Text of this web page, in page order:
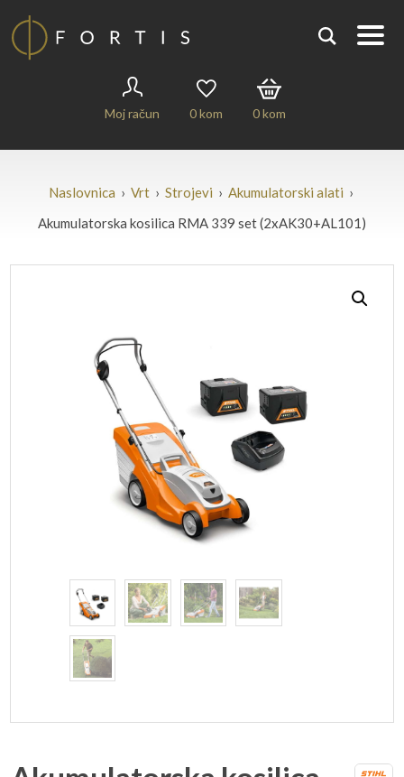
Moj račun 0kom 0kom
Naslovnica › Vrt› Strojevi › Akumulatorski alati ›
Akumulatorska kosilica RMA 339 set (2xAK30+AL101)